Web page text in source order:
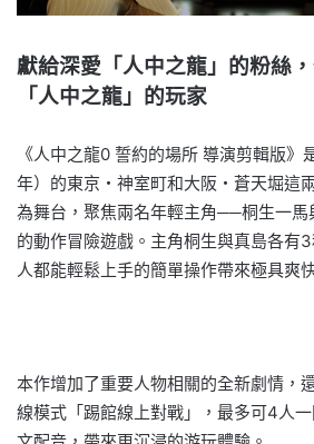
獻給深愛「人中之龍」的粉絲
「人中之龍」的玩家
《人中之龍0 誓約的場所 導演剪輯版》
年）的東京・神室町和大阪・蒼天堀這
為舞台，聚焦兩名年輕主角──桐生一馬
的動作冒險遊戲。主角桐生與真島各有
人都能輕鬆上手的簡單操作帶來極具爽
本作增加了重要人物相關的全新劇情，
線模式「踢館線上對戰」，最多可4人